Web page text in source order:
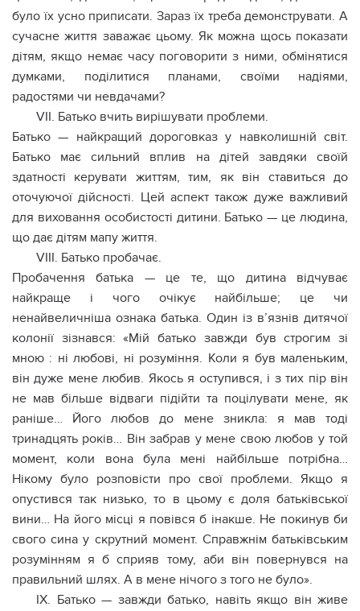
було їх усно приписати. Зараз їх треба демонструвати. А
сучасне життя заважає цьому. Як можна щось показати
дітям, якщо немає часу поговорити з ними, обмінятися
думками, поділитися планами, своїми надіями,
радостями чи невдачами?
VII. Батько вчить вирішувати проблеми.
Батько — найкращий дороговказ у навколишній світ.
Батько має сильний вплив на дітей завдяки своїй
здатності керувати життям, тим, як він ставиться до
оточуючої дійсності. Цей аспект також дуже важливий
для виховання особистості дитини. Батько — це людина,
що дає дітям мапу життя.
VIII. Батько пробачає.
Пробачення батька — це те, що дитина відчуває
найкраще і чого очікує найбільше; це чи
ненайвеличніша ознака батька. Один із в’язнів дитячої
колонії зізнався: «Мій батько завжди був строгим зі
мною : ні любові, ні розуміння. Коли я був маленьким,
він дуже мене любив. Якось я оступився, і з тих пір він
не мав більше відваги підійти та поцілувати мене, як
раніше… Його любов до мене зникла: я мав тоді
тринадцять років… Він забрав у мене свою любов у той
момент, коли вона була мені найбільше потрібна…
Нікому було розповісти про свої проблеми. Якщо я
опустився так низько, то в цьому є доля батьківської
вини… На його місці я повівся б інакше. Не покинув би
свого сина у скрутний момент. Справжнім батьківським
розумінням я б сприяв тому, аби він повернувся на
правильний шлях. А в мене нічого з того не було».
IX. Батько — завжди батько, навіть якщо він живе